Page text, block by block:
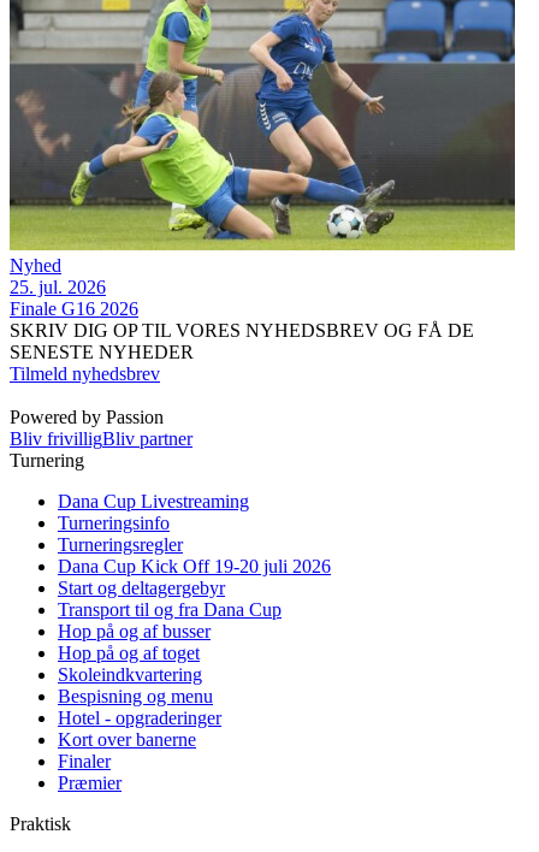
Nyhed
25. jul. 2026
Finale G16 2026
SKRIV DIG OP TIL VORES NYHEDSBREV OG FÅ DE
SENESTE NYHEDER
Tilmeld nyhedsbrev
Powered by Passion
Bliv frivilligBliv partner
Turnering
Dana Cup Livestreaming
Turneringsinfo
Turneringsregler
Dana Cup Kick Off 19-20 juli 2026
Start og deltagergebyr
Transport til og fra Dana Cup
Hop på og af busser
Hop på og af toget
Skoleindkvartering
Bespisning og menu
Hotel - opgraderinger
Kort over banerne
Finaler
Præmier
Praktisk